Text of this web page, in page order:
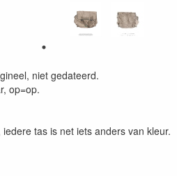
niet gedateerd.
op=op.
tas is net iets anders van kleur.